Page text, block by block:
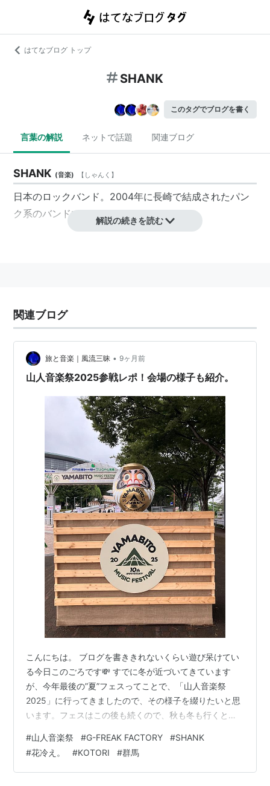
はてなブログ トップ
SHANK
このタグでブログを書く
言葉の解説 ネットで話題 関連ブログ
SHANK (音楽) 【 しゃんく 】
日本のロックバンド。2004年に長崎で結成されたパン
ク系のバンドである。
解説の続きを読む
関連ブログ
旅と音楽｜風流三昧 • 9ヶ月前
山人音楽祭2025参戦レポ！会場の様子も紹介。
こんにちは。 ブログを書ききれないくらい遊び呆けてい
る今日このごろです💸 すでに冬が近づいてきています
が、今年最後の”夏”フェスってことで、「山人音楽祭
2025」に行ってきましたので、その様子を綴りたいと思
います。フェスはこの後も続くので、秋も冬も行くと思
会場となるグリーンドーム前橋 で、肝心のライブは... ま
とめ 山人音楽祭とは 群馬県出身のロックバンドG-FREAK
FACTORYが主宰するロックフェスです。群馬県内最大規
#山人音楽祭 #G-FREAK FACTORY #SHANK
#花冷え。 #KOTORI #群馬